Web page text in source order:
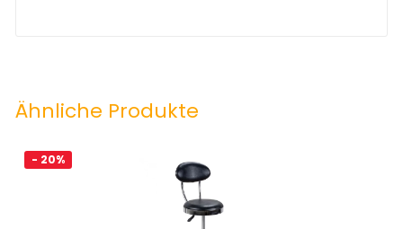
Ähnliche Produkte
- 20%